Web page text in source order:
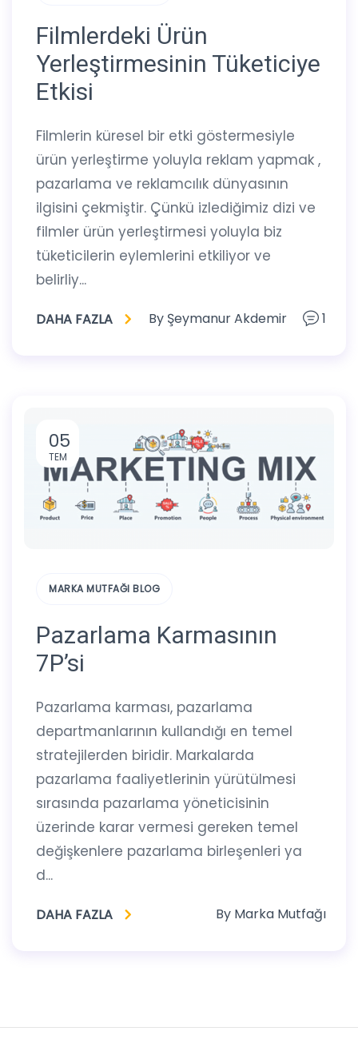
Filmlerdeki Ürün
Yerleştirmesinin Tüketiciye
Etkisi
Filmlerin küresel bir etki göstermesiyle
ürün yerleştirme yoluyla reklam yapmak ,
pazarlama ve reklamcılık dünyasının
ilgisini çekmiştir. Çünkü izlediğimiz dizi ve
filmler ürün yerleştirmesi yoluyla biz
tüketicilerin eylemlerini etkiliyor ve
belirliy...
DAHA FAZLA By Şeymanur Akdemir 1
05
TEM
MARKA MUTFAĞI BLOG
Pazarlama Karmasının
7P’si
Pazarlama karması, pazarlama
departmanlarının kullandığı en temel
stratejilerden biridir. Markalarda
pazarlama faaliyetlerinin yürütülmesi
sırasında pazarlama yöneticisinin
üzerinde karar vermesi gereken temel
değişkenlere pazarlama birleşenleri ya
d...
DAHA FAZLA By Marka Mutfağı